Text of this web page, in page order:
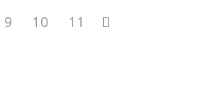
9 10 11